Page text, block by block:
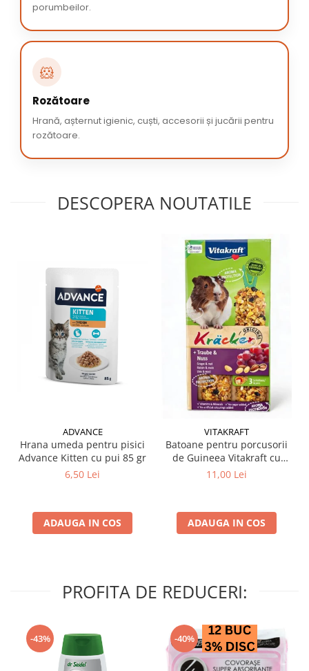
porumbeilor.
🐹
Rozătoare
Hrană, așternut igienic, cuști, accesorii și jucării pentru
rozătoare.
DESCOPERA NOUTATILE
ADVANCE
Hrana umeda pentru pisici
Advance Kitten cu pui 85 gr
6,50 Lei
ADAUGA IN COS
VITAKRAFT
Batoane pentru porcusorii
de Guineea Vitakraft cu
struguri & nuci 2 buc
11,00 Lei
ADAUGA IN COS
PROFITA DE REDUCERI:
-43% -40%